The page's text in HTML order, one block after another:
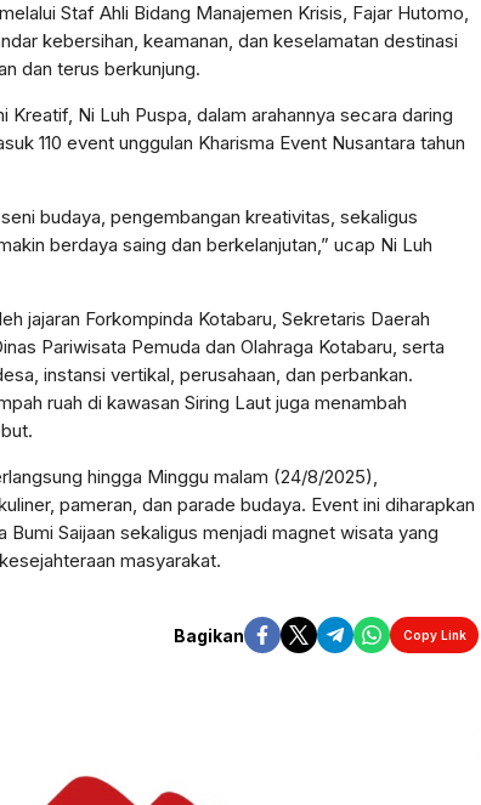
Staf Ahli Bidang Manajemen Krisis, Fajar Hutomo,
kebersihan, keamanan, dan keselamatan destinasi
dan terus berkunjung.
Ni Luh Puspa, dalam arahannya secara daring
110 event unggulan Kharisma Event Nusantara tahun
budaya, pengembangan kreativitas, sekaligus
berdaya saing dan berkelanjutan,” ucap Ni Luh
jajaran Forkompinda Kotabaru, Sekretaris Daerah
Pariwisata Pemuda dan Olahraga Kotabaru, serta
instansi vertikal, perusahaan, dan perbankan.
ruah di kawasan Siring Laut juga menambah
hingga Minggu malam (24/8/2025),
pameran, dan parade budaya. Event ini diharapkan
Saijaan sekaligus menjadi magnet wisata yang
masyarakat.
Bagikan Copy Link